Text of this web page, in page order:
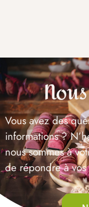
Vous avez des
informations ?
nous sommes à
de répondre à